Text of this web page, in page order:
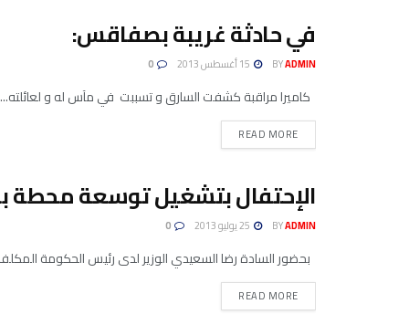
في حادثة غريبة بصفاقس:
BYADMIN
كاميرا مراقبة كشفت السارق و تسببت في مآس له و
READ MORE
وطنيةالإحتفال بتشغيل توسعة محطة
BYADMIN
بحضور السادة رضا السعيدي الوزير لدى رئيس الحكومة
READ MORE